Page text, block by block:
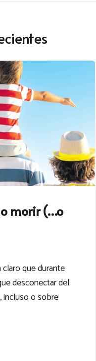
morir (…o
que durante
desconectar del
o sobre